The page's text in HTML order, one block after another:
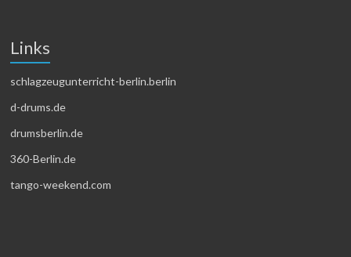
Links
schlagzeugunterricht-berlin.berlin
d-drums.de
drumsberlin.de
360-Berlin.de
tango-weekend.com